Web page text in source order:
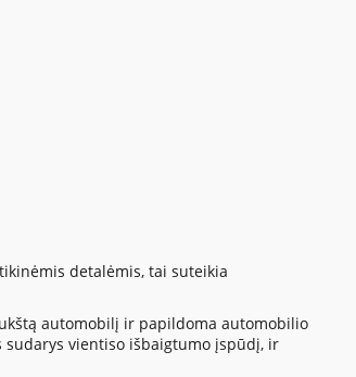
detalėmis, tai suteikia
automobilį ir papildoma automobilio
vientiso išbaigtumo įspūdį, ir